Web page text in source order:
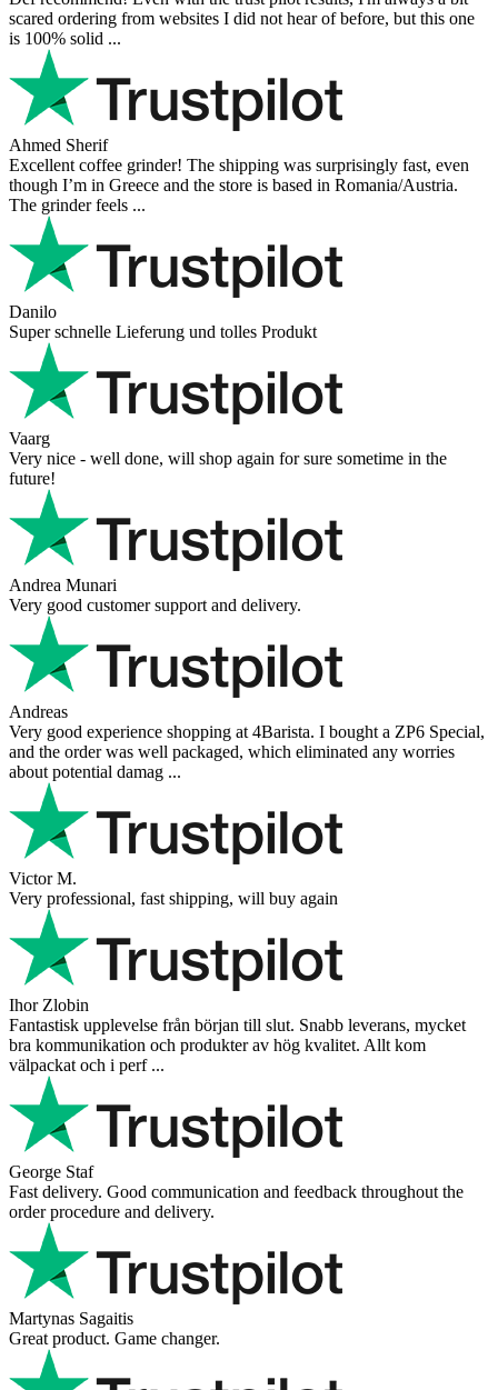
scared ordering from websites I did not hear of before, but this one
is 100% solid ...
Ahmed Sherif
Excellent coffee grinder! The shipping was surprisingly fast, even
though I’m in Greece and the store is based in Romania/Austria.
The grinder feels ...
Danilo
Super schnelle Lieferung und tolles Produkt
Vaarg
Very nice - well done, will shop again for sure sometime in the
future!
Andrea Munari
Very good customer support and delivery.
Andreas
Very good experience shopping at 4Barista. I bought a ZP6 Special,
and the order was well packaged, which eliminated any worries
about potential damag ...
Victor M.
Very professional, fast shipping, will buy again
Ihor Zlobin
Fantastisk upplevelse från början till slut. Snabb leverans, mycket
bra kommunikation och produkter av hög kvalitet. Allt kom
välpackat och i perf ...
George Staf
Fast delivery. Good communication and feedback throughout the
order procedure and delivery.
Martynas Sagaitis
Great product. Game changer.